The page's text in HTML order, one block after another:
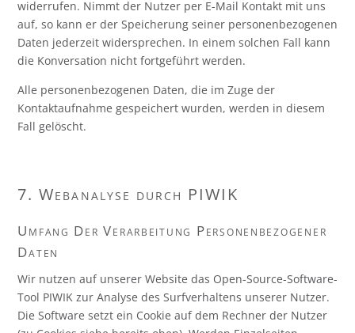
widerrufen. Nimmt der Nutzer per E-Mail Kontakt mit uns
auf, so kann er der Speicherung seiner personenbezogenen
Daten jederzeit widersprechen. In einem solchen Fall kann
die Konversation nicht fortgeführt werden.
Alle personenbezogenen Daten, die im Zuge der
Kontaktaufnahme gespeichert wurden, werden in diesem
Fall gelöscht.
7. Webanalyse durch PIWIK
Umfang Der Verarbeitung Personenbezogener
Daten
Wir nutzen auf unserer Website das Open-Source-Software-
Tool PIWIK zur Analyse des Surfverhaltens unserer Nutzer.
Die Software setzt ein Cookie auf dem Rechner der Nutzer